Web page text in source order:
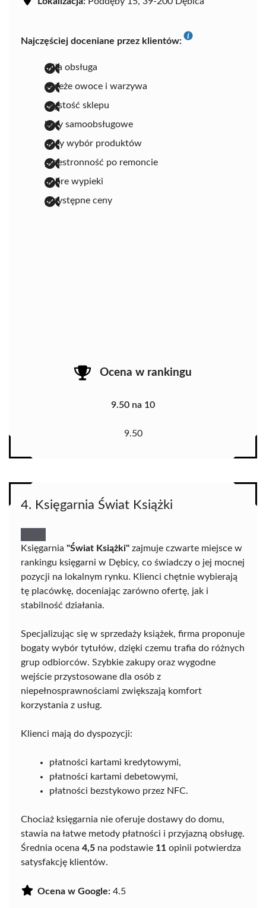
Najczęściej doceniane przez klientów:
miła obsługa
świeże owoce i warzywa
czystość sklepu
kasy samoobsługowe
duży wybór produktów
przestronność po remoncie
dobre wypieki
przystępne ceny
Ocena w rankingu
9.50 na 10
9.50
4. Księgarnia Świat Książki
Księgarnia "Świat Książki" zajmuje czwarte miejsce w
rankingu księgarni w Dębicy, co świadczy o jej mocnej
pozycji na lokalnym rynku. Klienci chętnie wybierają
tę placówkę, doceniając zarówno ofertę, jak i
stabilność działania.
Specjalizując się w sprzedaży książek, firma proponuje
bogaty wybór tytułów, dzięki czemu trafia do różnych
grup odbiorców. Szybkie zakupy oraz wygodne
wejście przystosowane dla osób z
niepełnosprawnościami zwiększają komfort
korzystania z usług.
Klienci mają do dyspozycji:
płatności kartami kredytowymi,
płatności kartami debetowymi,
płatności bezstykowo przez NFC.
Chociaż księgarnia nie oferuje dostawy do domu,
stawia na łatwe metody płatności i przyjazną obsługę.
Średnia ocena 4,5 na podstawie 11 opinii potwierdza
satysfakcję klientów.
Ocena w Google: 4.5